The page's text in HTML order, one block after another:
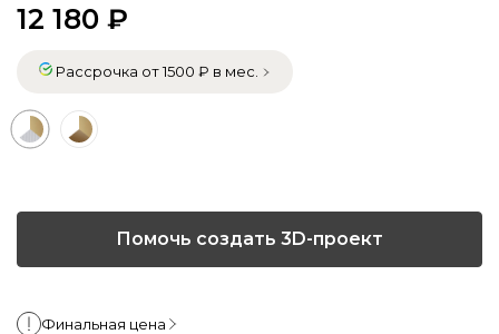
12 180 ₽
Рассрочка от 1500 ₽ в мес.
Помочь создать 3D-проект
Финальная цена